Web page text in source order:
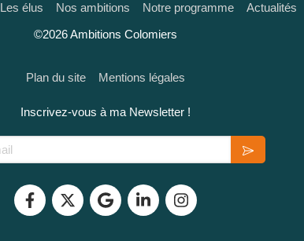
Les élus Nos ambitions Notre programme Actualités
©2026 Ambitions Colomiers
Plan du site Mentions légales
Inscrivez-vous à ma Newsletter !